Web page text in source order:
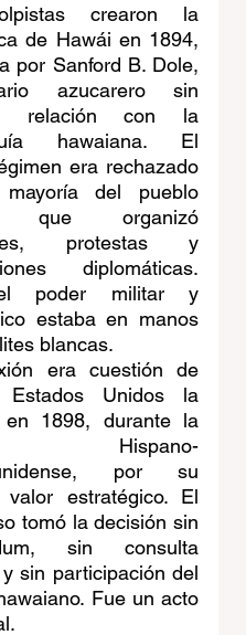
crearon la
de Hawái en 1894,
por Sanford B. Dole,
azucarero sin
relación con la
hawaiana. El
era rechazado
del pueblo
que organizó
protestas y
diplomáticas.
poder militar y
estaba en manos
blancas.
era cuestión de
Estados Unidos la
en 1898, durante la
Hispano-
por su
valor estratégico. El
tomó la decisión sin
sin consulta
sin participación del
Fue un acto